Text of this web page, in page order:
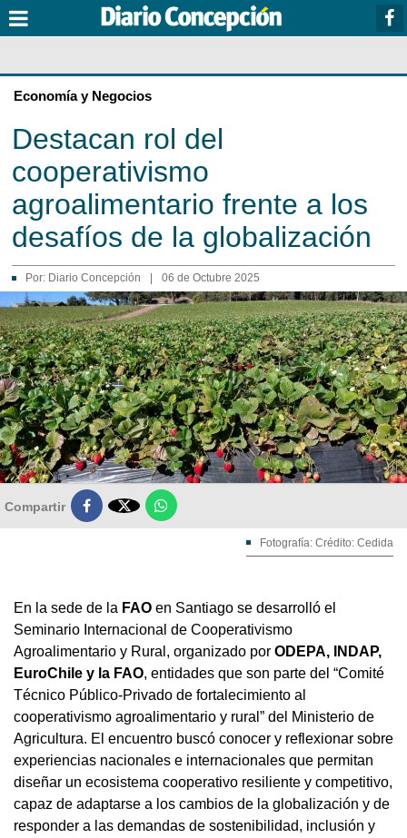
Economía y Negocios
Destacan rol del
cooperativismo
agroalimentario frente a los
desafíos de la globalización
Por: Diario Concepción 06 de Octubre 2025
Compartir 
Fotografía: Crédito: Cedida
En la sede de la FAO en Santiago se desarrolló el
Seminario Internacional de Cooperativismo
Agroalimentario y Rural, organizado por ODEPA, INDAP,
EuroChile y la FAO, entidades que son parte del “Comité
Técnico Público-Privado de fortalecimiento al
cooperativismo agroalimentario y rural” del Ministerio de
Agricultura. El encuentro buscó conocer y reflexionar sobre
experiencias nacionales e internacionales que permitan
diseñar un ecosistema cooperativo resiliente y competitivo,
capaz de adaptarse a los cambios de la globalización y de
responder a las demandas de sostenibilidad, inclusión y